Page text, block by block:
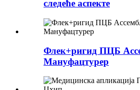
следеће аспекте
Флек+ригид ПЦБ
Мануфацтурер